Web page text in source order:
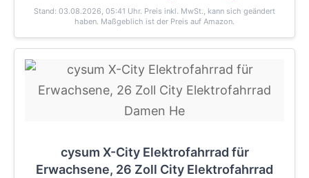
Stand: 03.08.2026, 05:41 Uhr. Preis inkl. MwSt., kann sich geändert
haben. Maßgeblich ist der Preis auf Amazon.
cysum X-City Elektrofahrrad für
Erwachsene, 26 Zoll City Elektrofahrrad